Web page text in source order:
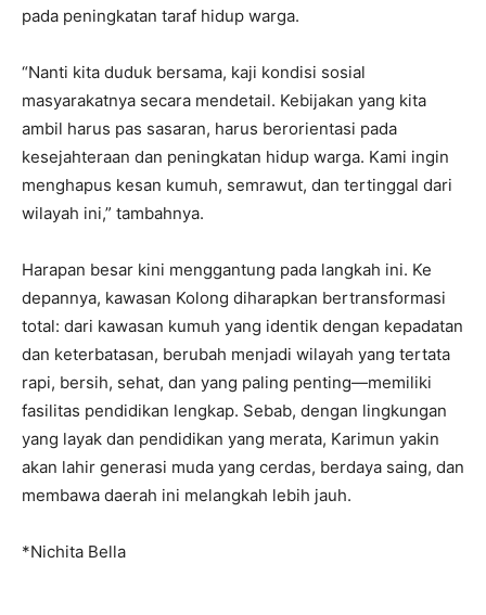
pada peningkatan taraf hidup warga.
“Nanti kita duduk bersama, kaji kondisi sosial
masyarakatnya secara mendetail. Kebijakan yang kita
ambil harus pas sasaran, harus berorientasi pada
kesejahteraan dan peningkatan hidup warga. Kami ingin
menghapus kesan kumuh, semrawut, dan tertinggal dari
wilayah ini,” tambahnya.
Harapan besar kini menggantung pada langkah ini. Ke
depannya, kawasan Kolong diharapkan bertransformasi
total: dari kawasan kumuh yang identik dengan kepadatan
dan keterbatasan, berubah menjadi wilayah yang tertata
rapi, bersih, sehat, dan yang paling penting—memiliki
fasilitas pendidikan lengkap. Sebab, dengan lingkungan
yang layak dan pendidikan yang merata, Karimun yakin
akan lahir generasi muda yang cerdas, berdaya saing, dan
membawa daerah ini melangkah lebih jauh.
*Nichita Bella